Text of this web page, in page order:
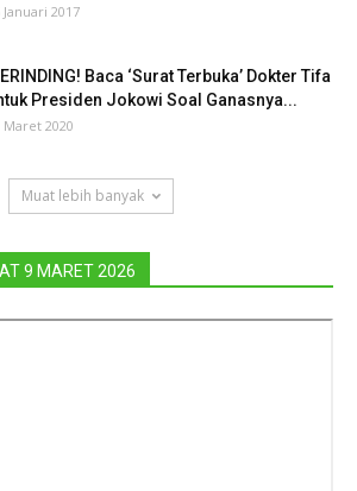
Januari 2017
Baca ‘Surat Terbuka’ Dokter Tifa
Presiden Jokowi Soal Ganasnya...
Maret 2020
Muat lebih banyak
9 MARET 2026